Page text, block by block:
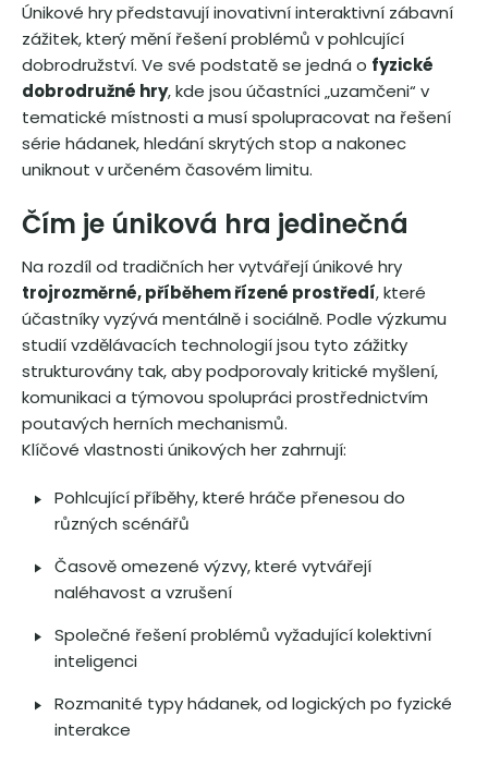
Únikové hry představují inovativní interaktivní zábavní
zážitek, který mění řešení problémů v pohlcující
dobrodružství. Ve své podstatě se jedná o fyzické
dobrodružné hry, kde jsou účastníci „uzamčeni“ v
tematické místnosti a musí spolupracovat na řešení
série hádanek, hledání skrytých stop a nakonec
uniknout v určeném časovém limitu.
Čím je úniková hra jedinečná
Na rozdíl od tradičních her vytvářejí únikové hry
trojrozměrné, příběhem řízené prostředí, které
účastníky vyzývá mentálně i sociálně. Podle výzkumu
studií vzdělávacích technologií jsou tyto zážitky
strukturovány tak, aby podporovaly kritické myšlení,
komunikaci a týmovou spolupráci prostřednictvím
poutavých herních mechanismů.
Klíčové vlastnosti únikových her zahrnují:
Pohlcující příběhy, které hráče přenesou do
různých scénářů
Časově omezené výzvy, které vytvářejí
naléhavost a vzrušení
Společné řešení problémů vyžadující kolektivní
inteligenci
Rozmanité typy hádanek, od logických po fyzické
interakce